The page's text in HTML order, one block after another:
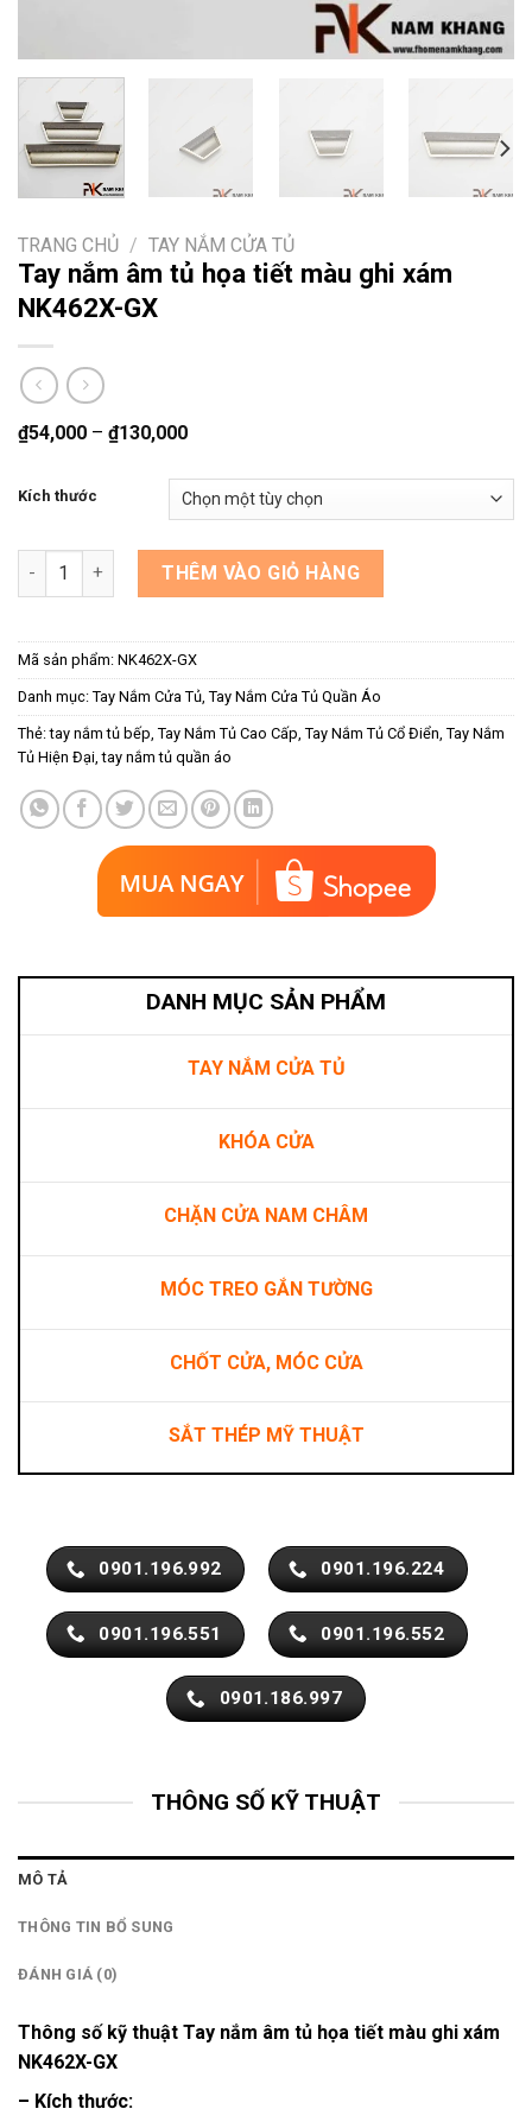
TRANG CHỦ / TAY NẮM CỬA TỦ
Tay nắm âm tủ họa tiết màu ghi xám
NK462X-GX
₫54,000 – ₫130,000
Kích thước
Tay nắm âm tủ họa tiết màu ghi xám NK462X-GX số lượng
THÊM VÀO GIỎ HÀNG
Mã sản phẩm: NK462X-GX
Danh mục: Tay Nắm Cửa Tủ Tay Nắm Cửa Tủ Quần Áo
Thẻ:tay nắm tủ bếp Tay Nắm Tủ Cao Cấp Tay Nắm Tủ Cổ Điển Tay Nắm
Tủ Hiện Đại ,tay nắm tủ quần áo
DANH MỤC SẢN PHẨM
TAY NẮM CỬA TỦ
KHÓA CỬA
CHẶN CỬA NAM CHÂM
MÓC TREO GẮN TƯỜNG
CHỐT CỬA, MÓC CỬA
SẮT THÉP MỸ THUẬT
0901.196.992 0901.196.224
0901.196.551 0901.196.552
0901.186.997
THÔNG SỐ KỸ THUẬT
MÔ TẢ
THÔNG TIN BỔ SUNG
ĐÁNH GIÁ (0)
Thông số kỹ thuật Tay nắm âm tủ họa tiết màu ghi xám
NK462X-GX
– Kích thước: